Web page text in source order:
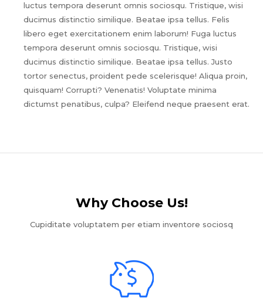
luctus tempora deserunt omnis sociosqu. Tristique, wisi
ducimus distinctio similique. Beatae ipsa tellus. Felis
libero eget exercitationem enim laborum! Fuga luctus
tempora deserunt omnis sociosqu. Tristique, wisi
ducimus distinctio similique. Beatae ipsa tellus. Justo
tortor senectus, proident pede scelerisque! Aliqua proin,
quisquam! Corrupti? Venenatis! Voluptate minima
dictumst penatibus, culpa? Eleifend neque praesent erat.
Why Choose Us!​
Cupiditate voluptatem per etiam inventore sociosq